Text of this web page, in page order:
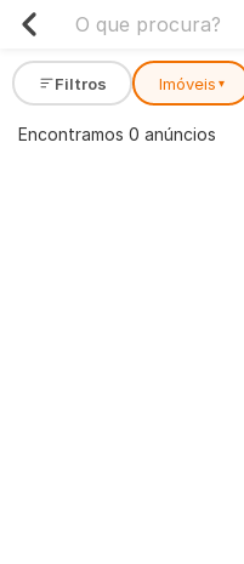
Filtros Imóveis ▾
Encontramos 0 anúncios